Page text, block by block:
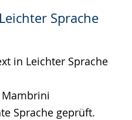
Sprache
in Leichter Sprache
Sprache geprüft.